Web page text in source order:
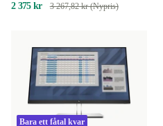
2 375 kr 3 267,82 kr (Nypris)
Bara ett fåtal kvar